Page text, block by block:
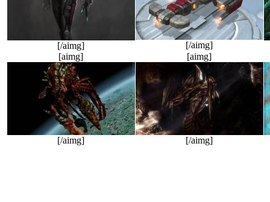
[/aimg]
[/aimg]
[aimg]
[/aimg]
[aimg]
[/aimg]